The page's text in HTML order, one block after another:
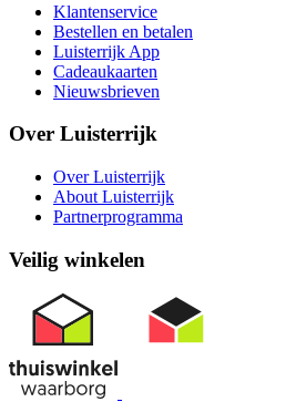
Klantenservice
Bestellen en betalen
Luisterrijk App
Cadeaukaarten
Nieuwsbrieven
Over Luisterrijk
Over Luisterrijk
About Luisterrijk
Partnerprogramma
Veilig winkelen